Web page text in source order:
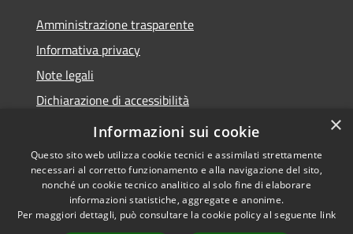
Amministrazione trasparente
Informativa privacy
Note legali
Dichiarazione di accessibilità
Privacy e protezione dei dati
Accessibilità
Copyright © 2026 • Comune di
Carini • Powered by
×
Informazioni sui cookie
Questo sito web utilizza cookie tecnici e assimilati strettamente
necessari al corretto funzionamento e alla navigazione del sito,
nonché un cookie tecnico analitico al solo fine di elaborare
informazioni statistiche, aggregate e anonime.
Per maggiori dettagli, può consultare la cookie policy al seguente link